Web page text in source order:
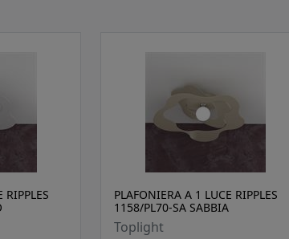
RIPPLES
PLAFONIERA A 1 LUCE RIPPLES
1158/PL70-SA SABBIA
Toplight